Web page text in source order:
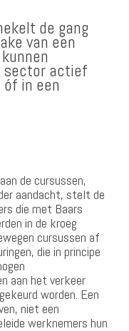
de gang
van een
sector actief
in een
de cursussen,
aandacht, stelt de
die met Baars
in de kroeg
cursussen af
die in principe
aan het verkeer
worden. Een
niet een
werknemers hun